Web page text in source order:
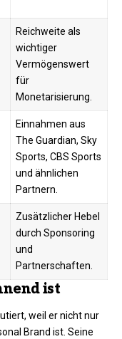
Reichweite als
wichtiger
Vermögenswert
für
Monetarisierung.
Einnahmen aus
The Guardian, Sky
Sports, CBS Sports
und ähnlichen
Partnern.
Zusätzlicher Hebel
durch Sponsoring
und
Partnerschaften.
ist
weil er nicht nur
Brand ist. Seine